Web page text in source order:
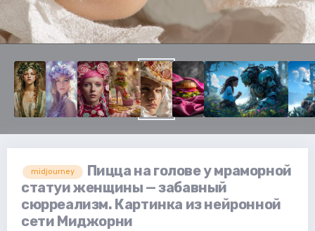
midjourney
Пицца на голове у мраморной
статуи женщины — забавный
сюрреализм. Картинка из нейронной
сети Миджорни